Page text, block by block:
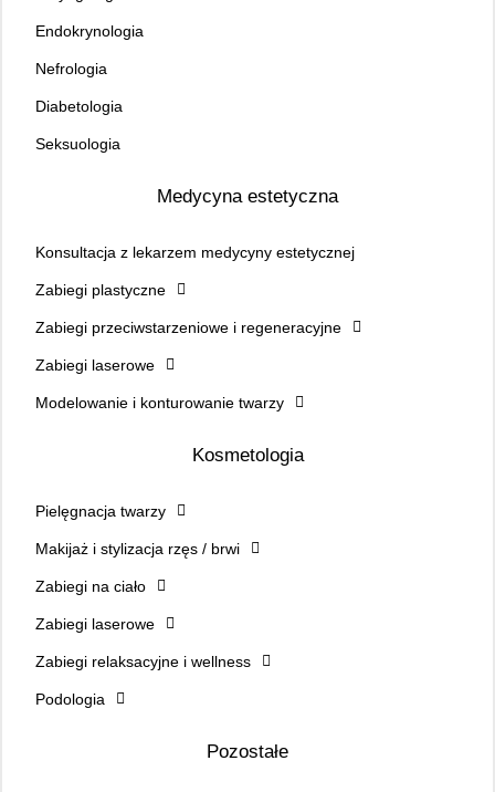
Endokrynologia
Nefrologia
Diabetologia
Seksuologia
Medycyna estetyczna
Konsultacja z lekarzem medycyny estetycznej
Zabiegi plastyczne
Zabiegi przeciwstarzeniowe i regeneracyjne
Zabiegi laserowe
Modelowanie i konturowanie twarzy
Kosmetologia
Pielęgnacja twarzy
Makijaż i stylizacja rzęs / brwi
Zabiegi na ciało
Zabiegi laserowe
Zabiegi relaksacyjne i wellness
Podologia
Pozostałe